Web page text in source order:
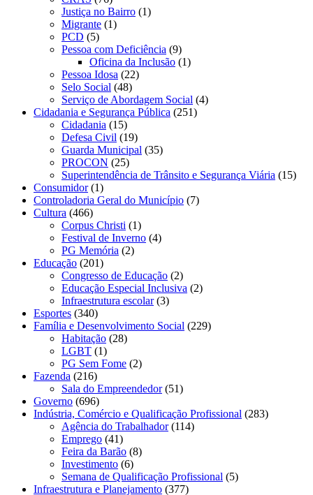
Justiça no Bairro (1)
Migrante (1)
PCD (5)
Pessoa com Deficiência (9)
Oficina da Inclusão (1)
Pessoa Idosa (22)
Selo Social (48)
Serviço de Abordagem Social (4)
Cidadania e Segurança Pública (251)
Cidadania (15)
Defesa Civil (19)
Guarda Municipal (35)
PROCON (25)
Superintendência de Trânsito e Segurança Viária (15)
Consumidor(1)
Controladoria Geral do Município (7)
Cultura (466)
Corpus Christi (1)
Festival de Inverno (4)
PG Memória (2)
Educação (201)
Congresso de Educação (2)
Educação Especial Inclusiva (2)
Infraestrutura escolar(3)
Esportes (340)
Família e Desenvolvimento Social (229)
Habitação (28)
LGBT (1)
PG Sem Fome (2)
Fazenda (216)
Sala do Empreendedor(51)
Governo (696)
Indústria, Comércio e Qualificação Profissional (283)
Agência do Trabalhador(114)
Emprego (41)
Feira da Barão (8)
Investimento (6)
Semana de Qualificação Profissional (5)
Infraestrutura e Planejamento (377)